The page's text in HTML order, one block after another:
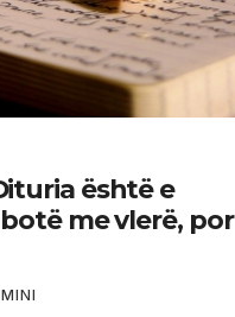
është e
me vlerë, por